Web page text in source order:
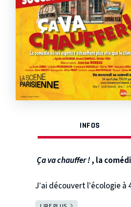
INFOS
Ça va chauffer !, la
J’ai découvert l’écologie
Comment faire quand on